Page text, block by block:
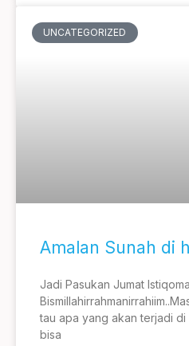
UNCATEGORIZED
Amalan Sunah di
Jadi Pasukan Jumat
tau apa yang akan terjadi
bisa